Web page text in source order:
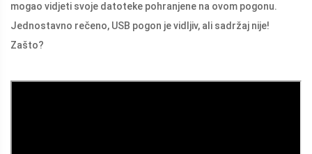
mogao vidjeti svoje datoteke pohranjene na ovom pogonu.
Jednostavno rečeno, USB pogon je vidljiv, ali sadržaj nije!
Zašto?